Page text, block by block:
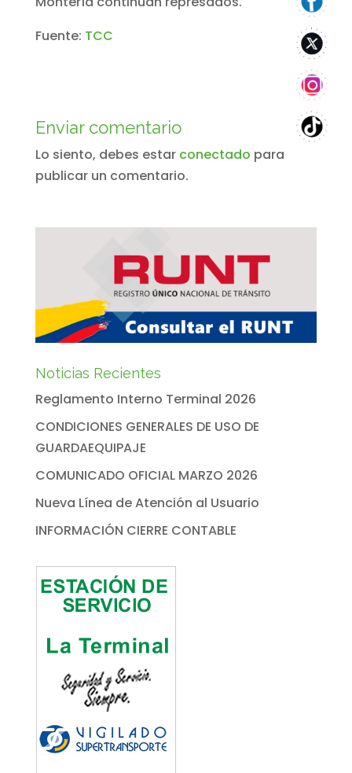
Fuente: TCC
Enviar comentario
Lo siento, debes estar conectado para
publicar un comentario.
Noticias Recientes
Reglamento Interno Terminal 2026
CONDICIONES GENERALES DE USO DE
GUARDAEQUIPAJE
COMUNICADO OFICIAL MARZO 2026
Nueva Línea de Atención al Usuario
INFORMACIÓN CIERRE CONTABLE